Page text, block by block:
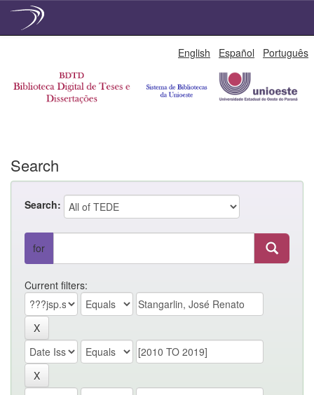
English Español Português
Search
Search:
for
Current filters: